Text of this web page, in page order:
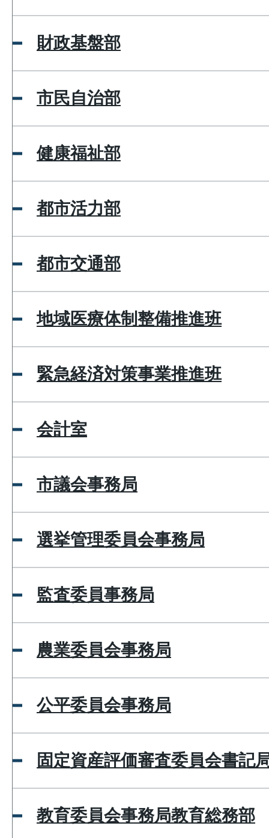
財政基盤部
市民自治部
健康福祉部
都市活力部
都市交通部
地域医療体制整備推進班
緊急経済対策事業推進班
会計室
市議会事務局
選挙管理委員会事務局
監査委員事務局
農業委員会事務局
公平委員会事務局
固定資産評価審査委員会書記
教育委員会事務局教育総務部